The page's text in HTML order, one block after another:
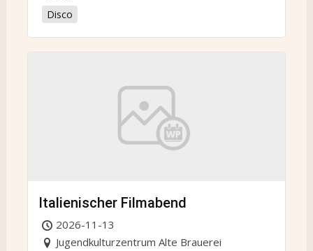
Disco
Italienischer Filmabend
2026-11-13
Jugendkulturzentrum Alte Brauerei